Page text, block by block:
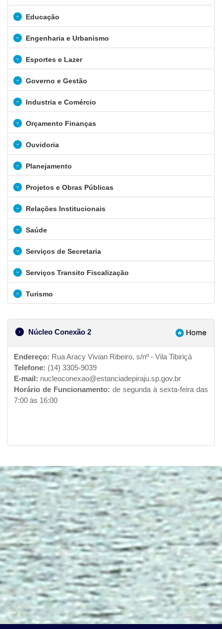
Educação
Engenharia e Urbanismo
Esportes e Lazer
Governo e Gestão
Industria e Comércio
Orçamento Finanças
Ouvidoria
Planejamento
Projetos e Obras Públicas
Relações Institucionais
Saúde
Serviços de Secretaria
Serviços Transito Fiscalização
Turismo
Núcleo Conexão 2
Endereço: Rua Aracy Vivian Ribeiro, s/nº - Vila Tibiriçá
Telefone: (14) 3305-9039
E-mail: nucleoconexao@estanciadepiraju.sp.gov.br
Horário de Funcionamento: de segunda à sexta-feira das
7:00 às 16:00